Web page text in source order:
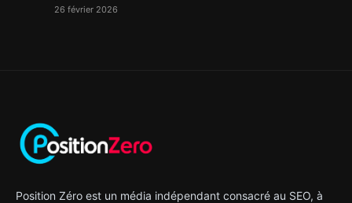
26 février 2026
Position Zéro est un média indépendant consacré au SEO, à